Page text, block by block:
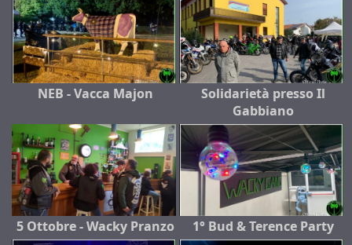
NEB - Vacca Majon
Solidarietà presso Il
Gabbiano
5 Ottobre - Wacky Pranzo 1° Bud & Terence Party